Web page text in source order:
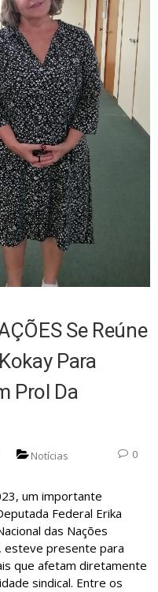
Se Reúne
Para
Prol Da
Notícias 0
um importante
Federal Erika
das Nações
esteve presente para
que afetam diretamente
sindical. Entre os